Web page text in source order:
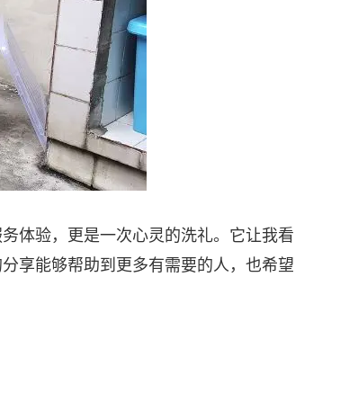
体验，更是一次心灵的洗礼。它让我看
享能够帮助到更多有需要的人，也希望